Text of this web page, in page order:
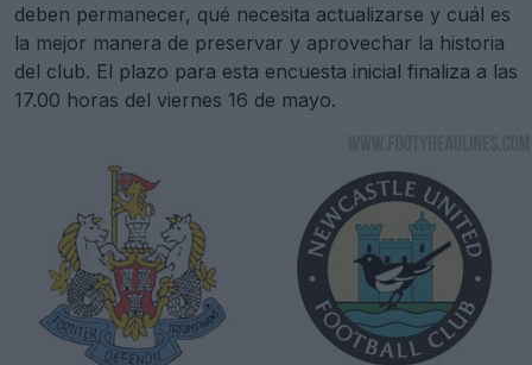
deben permanecer, qué necesita actualizarse y cuál es
la mejor manera de preservar y aprovechar la historia
del club. El plazo para esta encuesta inicial finaliza a las
17.00 horas del viernes 16 de mayo.